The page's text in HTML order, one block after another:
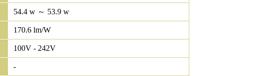
54.4 w ～ 53.9 w
170.6 lm/W
100V - 242V
-